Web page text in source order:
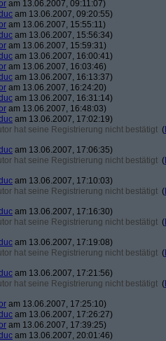
am 13.06.2007, 09:11:07)
am 13.06.2007, 09:20:55)
am 13.06.2007, 15:55:11)
am 13.06.2007, 15:56:34)
am 13.06.2007, 15:59:31)
am 13.06.2007, 16:00:41)
am 13.06.2007, 16:03:46)
am 13.06.2007, 16:13:37)
am 13.06.2007, 16:24:20)
am 13.06.2007, 16:31:14)
am 13.06.2007, 16:48:03)
am 13.06.2007, 17:02:19)
hat seine Registrierung nicht bestätigt (
am 13.06.2007, 17:06:35)
hat seine Registrierung nicht bestätigt (
am 13.06.2007, 17:10:03)
hat seine Registrierung nicht bestätigt (
am 13.06.2007, 17:16:30)
hat seine Registrierung nicht bestätigt (
am 13.06.2007, 17:19:08)
hat seine Registrierung nicht bestätigt (
am 13.06.2007, 17:21:56)
hat seine Registrierung nicht bestätigt (
am 13.06.2007, 17:25:10)
am 13.06.2007, 17:26:27)
am 13.06.2007, 17:39:25)
am 13.06.2007, 20:01:46)